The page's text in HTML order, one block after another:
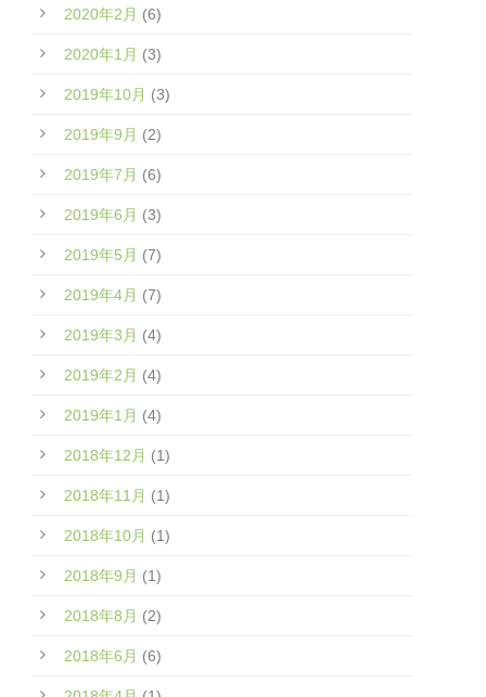
2020年2月 (6)
2020年1月 (3)
2019年10月 (3)
2019年9月 (2)
2019年7月 (6)
2019年6月 (3)
2019年5月 (7)
2019年4月 (7)
2019年3月 (4)
2019年2月 (4)
2019年1月 (4)
2018年12月 (1)
2018年11月 (1)
2018年10月 (1)
2018年9月 (1)
2018年8月 (2)
2018年6月 (6)